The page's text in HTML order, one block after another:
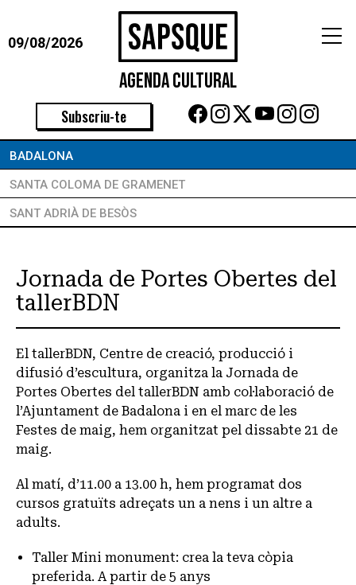
09/08/2026
Agenda Cultural
Subscriu-te
BADALONA
SANTA COLOMA DE GRAMENET
SANT ADRIÀ DE BESÒS
Jornada de Portes Obertes del
tallerBDN
El tallerBDN, Centre de creació, producció i
difusió d’escultura, organitza la Jornada de
Portes Obertes del tallerBDN amb col·laboració de
l’Ajuntament de Badalona i en el marc de les
Festes de maig, hem organitzat pel dissabte 21 de
maig.
Al matí, d’11.00 a 13.00 h, hem programat dos
cursos gratuïts adreçats un a nens i un altre a
adults.
Taller Mini monument: crea la teva còpia
preferida. A partir de 5 anys